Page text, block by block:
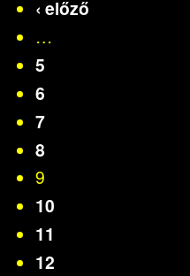
‹ előző
…
5
6
7
8
9
10
11
12